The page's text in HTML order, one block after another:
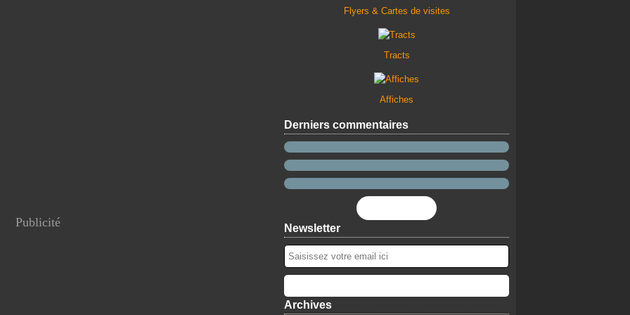
Publicité
Flyers & Cartes de visites
Tracts
Affiches
Derniers commentaires
Newsletter
Archives